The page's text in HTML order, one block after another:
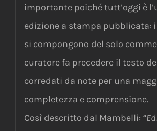
importante poiché tutt’oggi è
edizione a stampa pubblicata:
si compongono del solo
curatore fa precedere il testo
corredati da note per una
completezza e comprensione.
Così descritto dal Mambelli: